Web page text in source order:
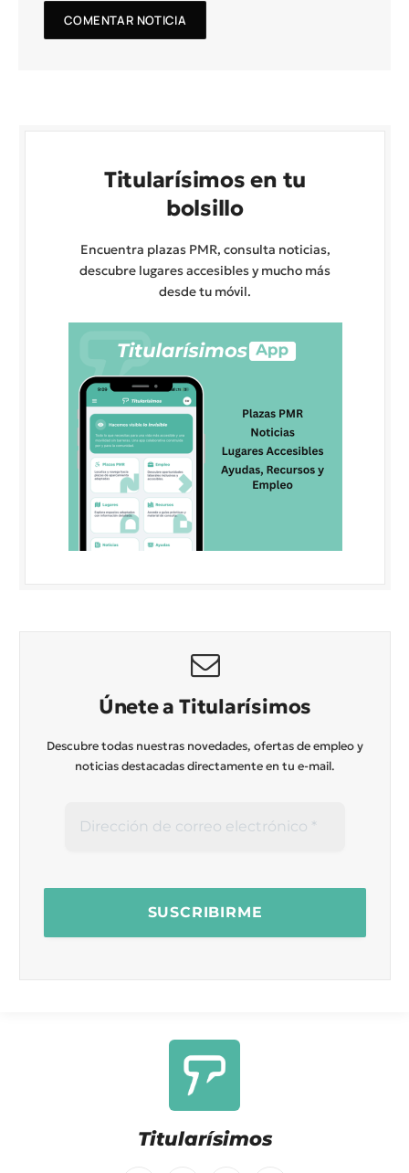
Titularísimos en tu
bolsillo
Encuentra plazas PMR, consulta noticias,
descubre lugares accesibles y mucho más
desde tu móvil.
Únete a Titularísimos
Descubre todas nuestras novedades, ofertas de empleo y
noticias destacadas directamente en tu e-mail.
Titularísimos